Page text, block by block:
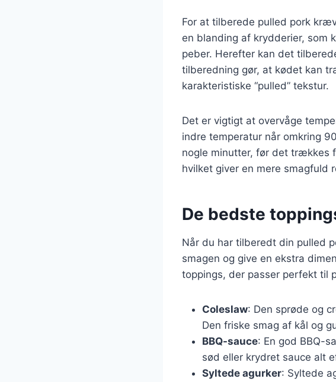
For at tilberede pulled pork
en blanding af krydderier, som
peber. Herefter kan det
tilberedning gør, at kødet kan
karakteristiske “pulled” tekstur.
Det er vigtigt at overvåge
indre temperatur når omkring
nogle minutter, før det trækkes
hvilket giver en mere smagfuld
De bedste
Når du har tilberedt din pulled
smagen og give en ekstra
toppings, der passer perfekt til
Coleslaw: Den sprøde og
Den friske smag af kål og
BBQ-sauce: En god BBQ-
sød eller krydret sauce alt
Syltede agurker: Syltede